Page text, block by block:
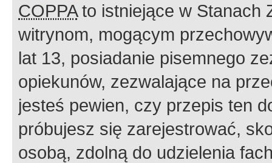
COPPAto istniejące w Stanach
witrynom, mogącym
lat 13, posiadanie pisemnego
opiekunów, zezwalające na
jesteś pewien, czy przepis ten
próbujesz się zarejestrować,
osobą, zdolną do udzielenia